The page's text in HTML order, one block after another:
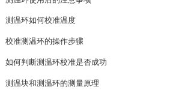
测温环如何校准温度
校准测温环的操作步骤
如何判断测温环校准是否成功
测温块和测温环的测量原理